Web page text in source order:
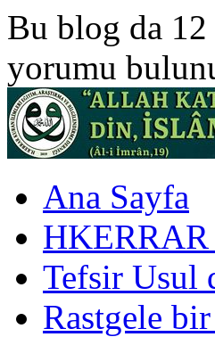
Bu blog da 12
yorumu
Ana Sayfa
HKERRAR
Tefsir Usul
Rastgele